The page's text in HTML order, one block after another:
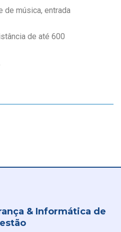
de música, entrada
de até 600
& Informática de